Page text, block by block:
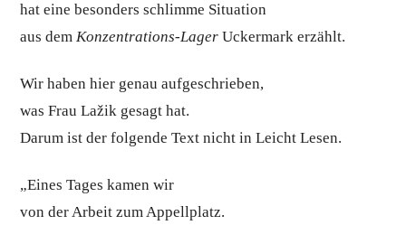
hat eine besonders schlimme Situation
aus dem Konzentrations-Lager Uckermark erzählt.
Wir haben hier genau aufgeschrieben,
was Frau Lažik gesagt hat.
Darum ist der folgende Text nicht in Leicht Lesen.
„Eines Tages kamen wir
von der Arbeit zum Appellplatz.